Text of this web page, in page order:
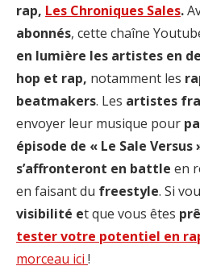
rap, Les Chroniques Sales.
abonnés, cette chaîne
en lumière les artistes en
hop et rap, notamment les
beatmakers. Les artistes
envoyer leur musique pour
épisode de « Le Sale Versus
s’affronteront en battle en
en faisant du freestyle. Si
visibilité et que vous êtes
tester votre potentiel en
morceau ici !